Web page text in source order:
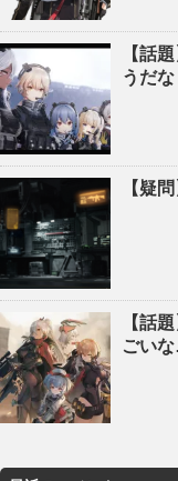
【話
うだな
【疑
【話
ごい